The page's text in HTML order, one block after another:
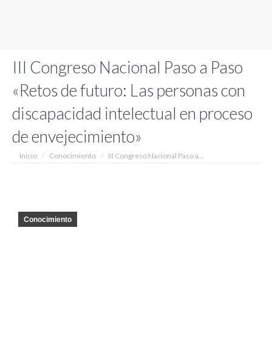
III Congreso Nacional Paso a Paso
«Retos de futuro: Las personas con
discapacidad intelectual en proceso
de envejecimiento»
Estás aquí:
Inicio Conocimiento III Congreso Nacional Paso a…
Conocimiento